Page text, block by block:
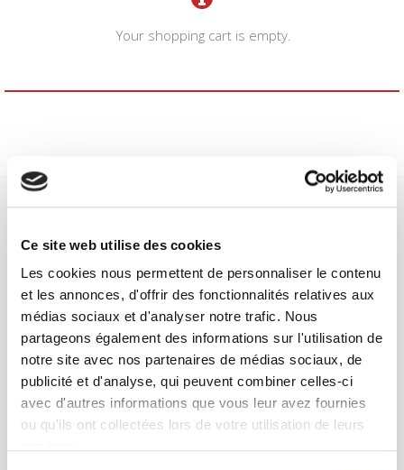
Ce site web utilise des cookies
Les cookies nous permettent de personnaliser le contenu
et les annonces, d'offrir des fonctionnalités relatives aux
médias sociaux et d'analyser notre trafic. Nous
partageons également des informations sur l'utilisation de
notre site avec nos partenaires de médias sociaux, de
publicité et d'analyse, qui peuvent combiner celles-ci
avec d'autres informations que vous leur avez fournies
ou qu'ils ont collectées lors de votre utilisation de leurs
Your shopping cart is empty.
SCIENCES PO UNIVERSITY PRESS has a threefold role: to publish
original research, to edit reference works for student use, and to
help public and political debate. continue
CONTACTS
FOREIGN RIGHTS